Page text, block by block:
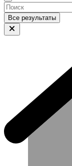
Все результаты